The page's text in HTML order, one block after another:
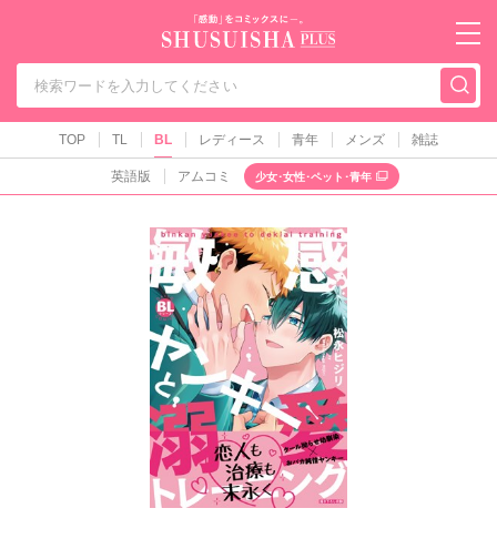
秋水社PLUS（テ
TOP TL BL レディース 青年 メンズ 雑誌
英語版 アムコミ 少女･女性･ペット･青年